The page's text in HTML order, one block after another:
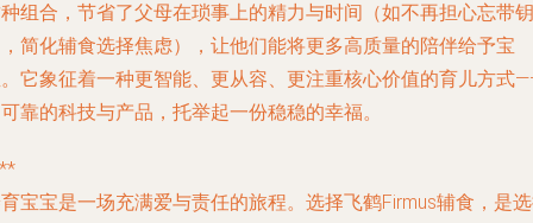
组合，节省了父母在琐事上的精力与时间（如不再担心忘带钥
简化辅食选择焦虑），让他们能将更多高质量的陪伴给予宝
它象征着一种更智能、更从容、更注重核心价值的育儿方式
靠的科技与产品，托举起一份稳稳的幸福。
宝宝是一场充满爱与责任的旅程。选择飞鹤Firmus辅食，是